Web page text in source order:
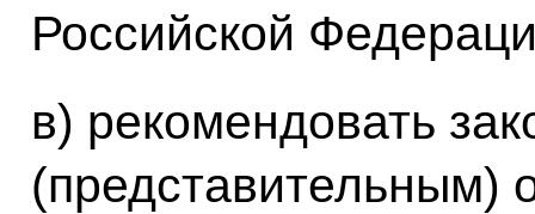
Российской
в) рекомендовать
(представительным)